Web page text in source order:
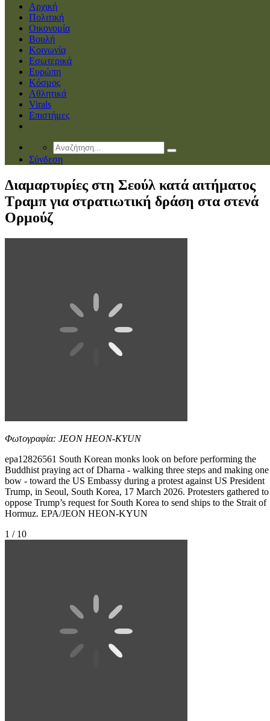
Αρχική
Πολιτική
Οικονομία
Βουλή
Κοινωνία
Εσωτερικά
Ευρώπη
Κόσμος
Αθλητικά
Virals
Επιστήμες
Σύνδεση
Διαμαρτυρίες στη Σεούλ κατά αιτήματος
Τραμπ για στρατιωτική δράση στα στενά
Ορμούζ
Φωτογραφία: JEON HEON-KYUN
epa12826561 South Korean monks look on before performing the
Buddhist praying act of Dharna - walking three steps and making one
bow - toward the US Embassy during a protest against US President
Trump, in Seoul, South Korea, 17 March 2026. Protesters gathered to
oppose Trump’s request for South Korea to send ships to the Strait of
Hormuz. EPA/JEON HEON-KYUN
1 / 10